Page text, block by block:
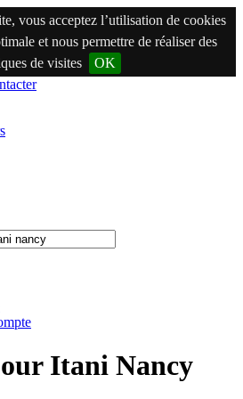
vous acceptez l’utilisation de cookies
et nous permettre de réaliser des
de visites
OK
Itani Nancy